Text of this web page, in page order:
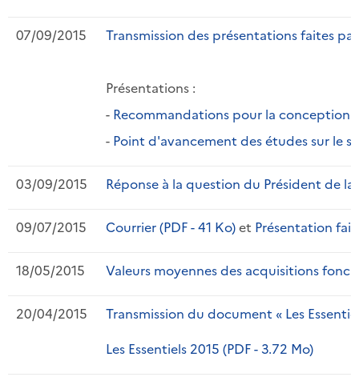
07/09/2015 Transmission des présentations faites
Présentations :
- Recommandations pour la conception
- Point d'avancement des études sur le
03/09/2015 Réponse à la question du Président de
09/07/2015 Courrier (PDF - 41 Ko)et Présentation
18/05/2015 Valeurs moyennes des acquisitions
20/04/2015
Transmission du document « Les
Les Essentiels 2015 (PDF - 3.72 Mo)